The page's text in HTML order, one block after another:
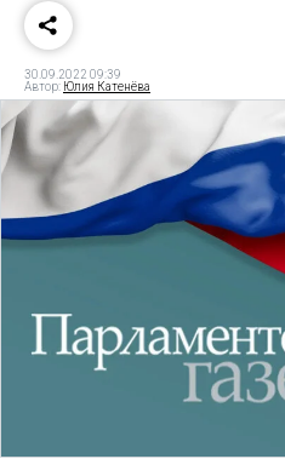
30.09.2022 09:39
Автор: Юлия Катенёва